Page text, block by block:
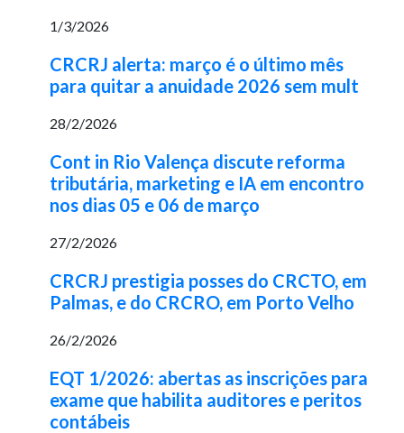
1/3/2026
CRCRJ alerta: março é o último mês
para quitar a anuidade 2026 sem mult
28/2/2026
Cont in Rio Valença discute reforma
tributária, marketing e IA em encontro
nos dias 05 e 06 de março
27/2/2026
CRCRJ prestigia posses do CRCTO, em
Palmas, e do CRCRO, em Porto Velho
26/2/2026
EQT 1/2026: abertas as inscrições para
exame que habilita auditores e peritos
contábeis